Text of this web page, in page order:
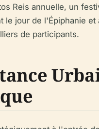
Reis annuelle, un
le jour de l'Épiphanie et
de participants.